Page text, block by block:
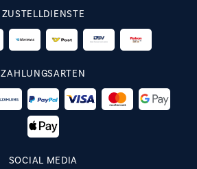
ZUSTELLDIENSTE
ZAHLUNGSARTEN
SOCIAL MEDIA